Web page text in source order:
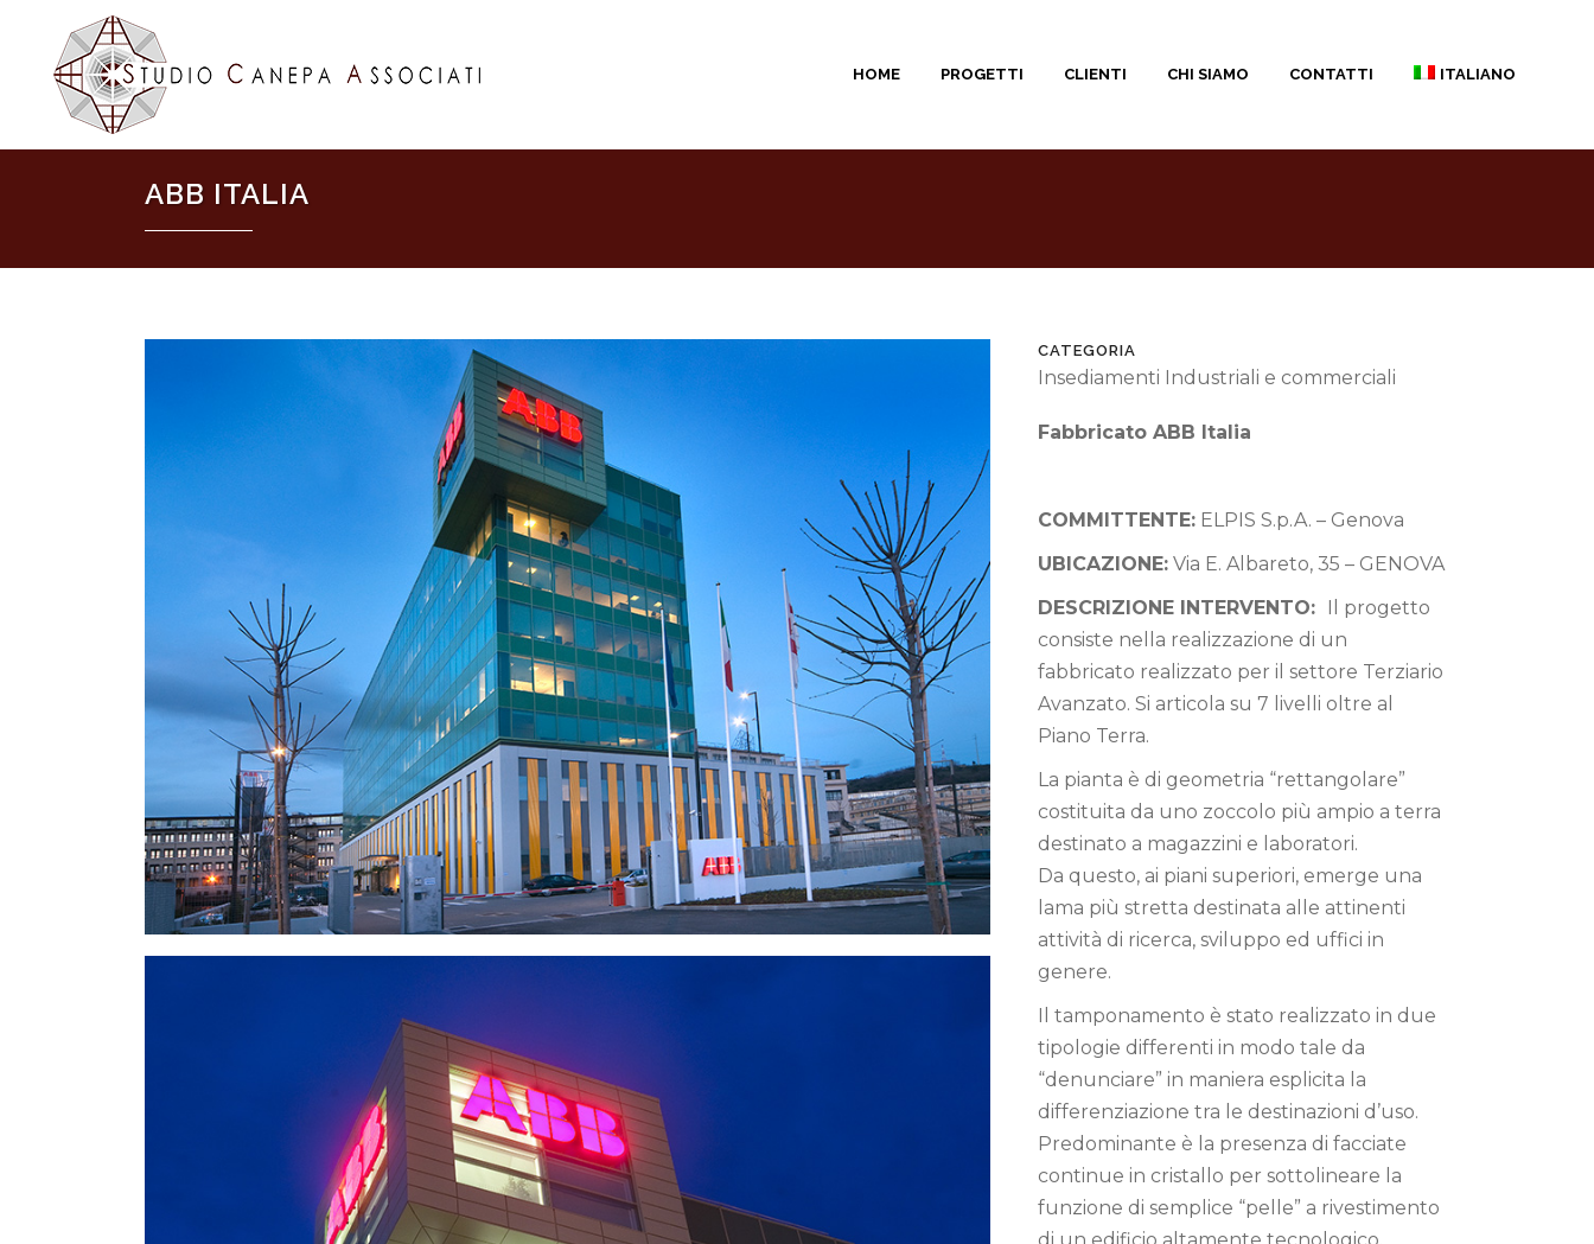
HOME PROGETTI CLIENTI CHI SIAMO CONTATTI ITALIANO
ABB ITALIA
CATEGORIA
Insediamenti Industriali e commerciali
Fabbricato ABB Italia
COMMITTENTE: ELPIS S.p.A. – Genova
UBICAZIONE: Via E. Albareto, 35 – GENOVA
DESCRIZIONE INTERVENTO: Il progetto
consiste nella realizzazione di un
fabbricato realizzato per il settore Terziario
Avanzato. Si articola su 7 livelli oltre al
Piano Terra.
La pianta è di geometria “rettangolare”
costituita da uno zoccolo più ampio a terra
destinato a magazzini e laboratori.
Da questo, ai piani superiori, emerge una
lama più stretta destinata alle attinenti
attività di ricerca, sviluppo ed uffici in
genere.
Il tamponamento è stato realizzato in due
tipologie differenti in modo tale da
“denunciare” in maniera esplicita la
differenziazione tra le destinazioni d’uso.
Predominante è la presenza di facciate
continue in cristallo per sottolineare la
funzione di semplice “pelle” a rivestimento